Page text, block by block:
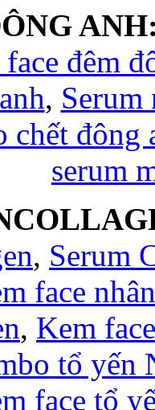
đêm
, Serum
chết đông
serum
, Serum
face
, Kem
tổ yến
face tổ